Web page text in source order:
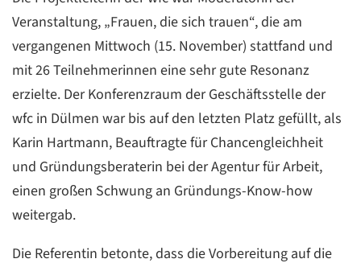
Veranstaltung, „Frauen, die sich trauen“, die am
vergangenen Mittwoch (15. November) stattfand und
mit 26 Teilnehmerinnen eine sehr gute Resonanz
erzielte. Der Konferenzraum der Geschäftsstelle der
wfc in Dülmen war bis auf den letzten Platz gefüllt, als
Karin Hartmann, Beauftragte für Chancengleichheit
und Gründungsberaterin bei der Agentur für Arbeit,
einen großen Schwung an Gründungs-Know-how
weitergab.
Die Referentin betonte, dass die Vorbereitung auf die